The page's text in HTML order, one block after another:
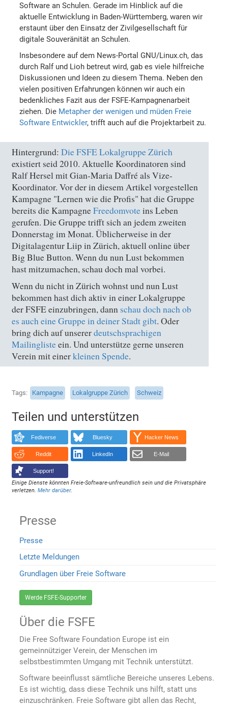
Software an Schulen. Gerade im Hinblick auf die
aktuelle Entwicklung in Baden-Württemberg, waren wir
erstaunt über den Einsatz der Zivilgesellschaft für
digitale Souveränität an Schulen.
Insbesondere auf dem News-Portal GNU/Linux.ch, das
durch Ralf und Lioh betreut wird, gab es viele hilfreiche
Diskussionen und Ideen zu diesem Thema. Neben den
vielen positiven Erfahrungen können wir auch ein
bedenkliches Fazit aus der FSFE-Kampagnenarbeit
ziehen. Die Metapher der wenigen und müden Freie
Software Entwickler, trifft auch auf die Projektarbeit zu.
Hintergrund:Die FSFE Lokalgruppe Zürich
existiert seid 2010. Aktuelle Koordinatoren sind
Ralf Hersel mit Gian-Maria Daffré als Vize-
Koordinator. Vor der in diesem Artikel vorgestellen
Kampagne "Lernen wie die Profis" hat die Gruppe
bereits die KampagneFreedomvoteins Leben
gerufen. Die Gruppe trifft sich an jedem zweiten
Donnerstag im Monat. Üblicherweise in der
Digitalagentur Liip in Zürich, aktuell online über
Big Blue Button. Wenn du nun Lust bekommen
hast mitzumachen, schau doch mal vorbei.
Wenn du nicht in Zürich wohnst und nun Lust
bekommen hast dich aktiv in einer Lokalgruppe
der FSFE einzubringen, dann schau doch nach ob
es auch eine Gruppe in deiner Stadt gibt. Oder
bring dich auf unsererdeutschsprachigen
Mailinglisteein. Und unterstütze gerne unseren
Verein mit einerkleinen Spende.
Tags Kampagne Lokalgruppe Zürich Schweiz
Teilen und unterstützen
Fediverse Bluesky Hacker News
Reddit LinkedIn E-Mail
Support!
Einige Dienste könnten Freie-Software-unfreundlich sein und die Privatsphäre
verletzen.Mehr darüber.
Presse
Presse
Letzte Meldungen
Grundlagen über Freie Software
Werde FSFE-Supporter
Über die FSFE
Die Free Software Foundation Europe ist ein
gemeinnütziger Verein, der Menschen im
selbstbestimmten Umgang mit Technik unterstützt.
Software beeinflusst sämtliche Bereiche unseres Lebens.
Es ist wichtig, dass diese Technik uns hilft, statt uns
einzuschränken. Freie Software gibt allen das Recht,